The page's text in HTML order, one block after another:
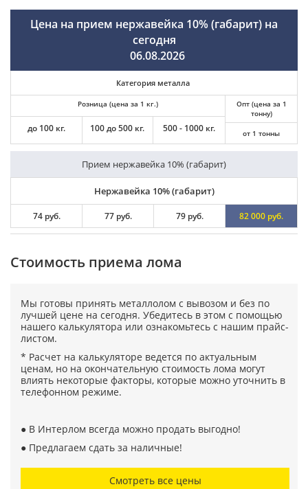
Цена на прием нержавейка 10% (габарит) на
сегодня
06.08.2026
Категория металла
Розница (цена за 1 кг.)
до 100 кг. 100 до 500 кг. 500 - 1000 кг.
Опт (цена за 1
тонну)
от 1 тонны
Прием нержавейка 10% (габарит)
Нержавейка 10% (габарит)
74 руб. 77 руб. 79 руб. 82 000 руб.
Cтоимость приема лома
Мы готовы принять металлолом с вывозом и без по
лучшей цене на сегодня. Убедитесь в этом с помощью
нашего калькулятора или ознакомьтесь с нашим прайс-
листом.
* Расчет на калькуляторе ведется по актуальным
ценам, но на окончательную стоимость лома могут
влиять некоторые факторы, которые можно уточнить в
телефонном режиме.
● В Интерлом всегда можно продать выгодно!
● Предлагаем сдать за наличные!
Смотреть все цены